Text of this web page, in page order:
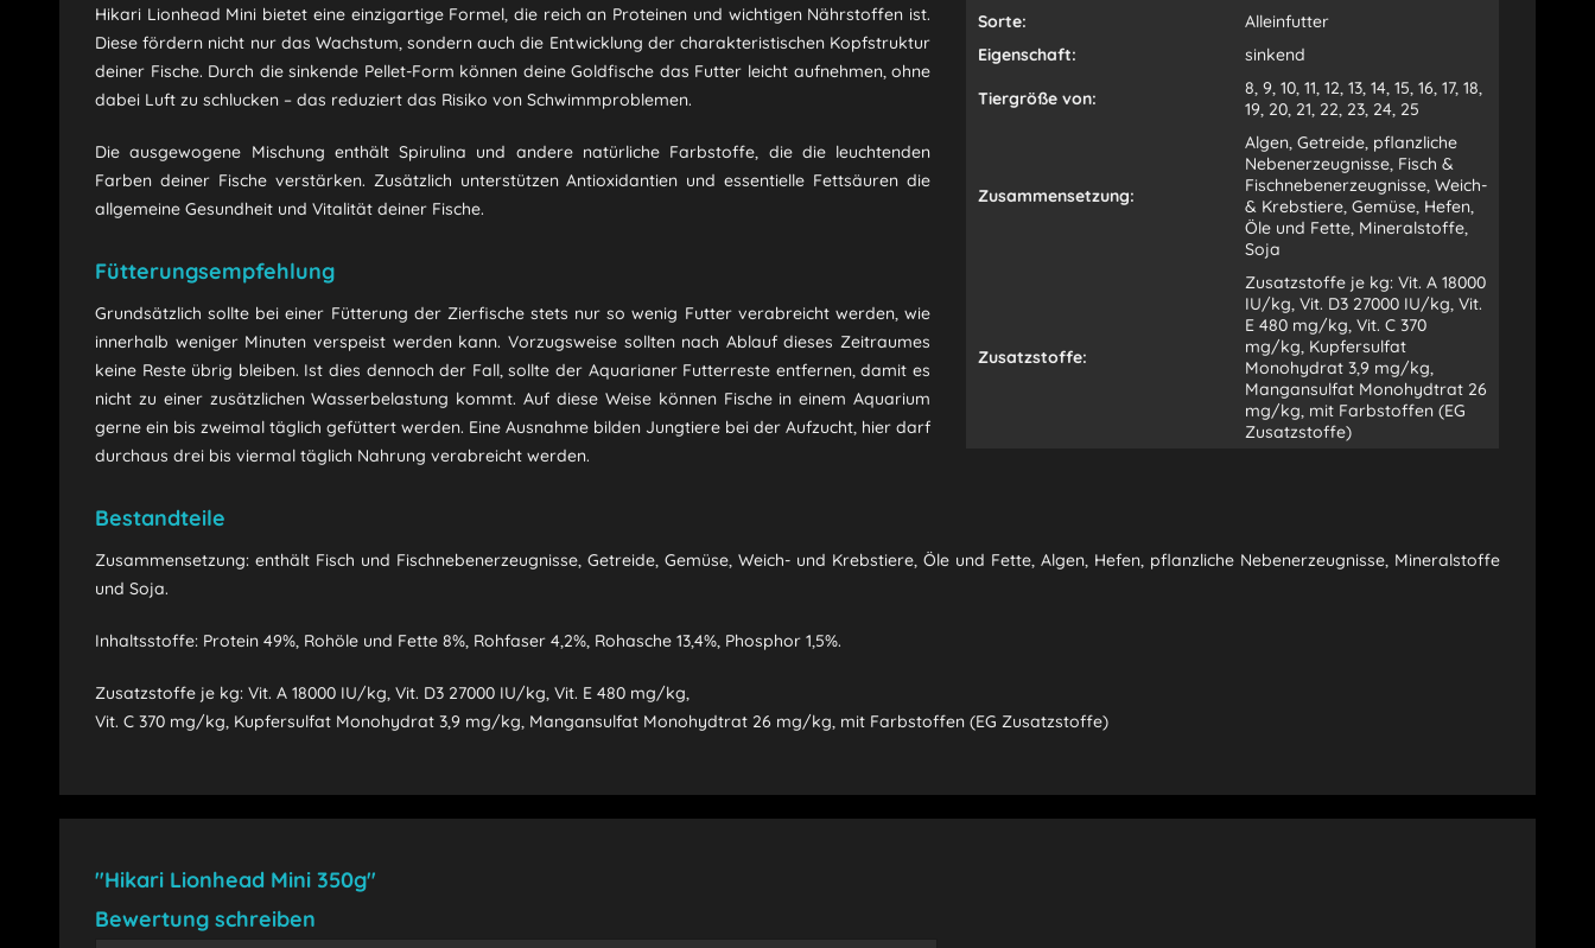
Sorte:
Alleinfutter
Eigenschaft:
sinkend
Tiergröße von:
8, 9, 10, 11, 12, 13, 14, 15, 16, 17, 18,
19, 20, 21, 22, 23, 24, 25
Zusammensetzung:
Algen, Getreide, pflanzliche
Nebenerzeugnisse, Fisch &
Fischnebenerzeugnisse, Weich-
& Krebstiere, Gemüse, Hefen,
Öle und Fette, Mineralstoffe,
Soja
Zusatzstoffe:
Zusatzstoffe je kg: Vit. A 18000
IU/kg, Vit. D3 27000 IU/kg, Vit.
E 480 mg/kg, Vit. C 370
mg/kg, Kupfersulfat
Monohydrat 3,9 mg/kg,
Mangansulfat Monohydtrat 26
mg/kg, mit Farbstoffen (EG
Zusatzstoffe)
Hikari Lionhead Mini bietet eine einzigartige Formel, die reich an Proteinen und wichtigen Nährstoffen ist.
Diese fördern nicht nur das Wachstum, sondern auch die Entwicklung der charakteristischen Kopfstruktur
deiner Fische. Durch die sinkende Pellet-Form können deine Goldfische das Futter leicht aufnehmen, ohne
dabei Luft zu schlucken – das reduziert das Risiko von Schwimmproblemen.
Die ausgewogene Mischung enthält Spirulina und andere natürliche Farbstoffe, die die leuchtenden
Farben deiner Fische verstärken. Zusätzlich unterstützen Antioxidantien und essentielle Fettsäuren die
allgemeine Gesundheit und Vitalität deiner Fische.
Fütterungsempfehlung
Grundsätzlich sollte bei einer Fütterung der Zierfische stets nur so wenig Futter verabreicht werden, wie
innerhalb weniger Minuten verspeist werden kann. Vorzugsweise sollten nach Ablauf dieses Zeitraumes
keine Reste übrig bleiben. Ist dies dennoch der Fall, sollte der Aquarianer Futterreste entfernen, damit es
nicht zu einer zusätzlichen Wasserbelastung kommt. Auf diese Weise können Fische in einem Aquarium
gerne ein bis zweimal täglich gefüttert werden. Eine Ausnahme bilden Jungtiere bei der Aufzucht, hier darf
durchaus drei bis viermal täglich Nahrung verabreicht werden.
Bestandteile
Zusammensetzung: enthält Fisch und Fischnebenerzeugnisse, Getreide, Gemüse, Weich- und Krebstiere, Öle und Fette, Algen, Hefen, pflanzliche Nebenerzeugnisse, Mineralstoffe
und Soja.
Inhaltsstoffe: Protein 49%, Rohöle und Fette 8%, Rohfaser 4,2%, Rohasche 13,4%, Phosphor 1,5%.
Zusatzstoffe je kg: Vit. A 18000 IU/kg, Vit. D3 27000 IU/kg, Vit. E 480 mg/kg,
Vit. C 370 mg/kg, Kupfersulfat Monohydrat 3,9 mg/kg, Mangansulfat Monohydtrat 26 mg/kg, mit Farbstoffen (EG Zusatzstoffe)
"Hikari Lionhead Mini 350g"
Bewertung schreiben